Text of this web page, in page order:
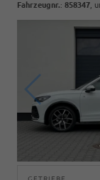
Fahrzeugnr.: 858347 ,